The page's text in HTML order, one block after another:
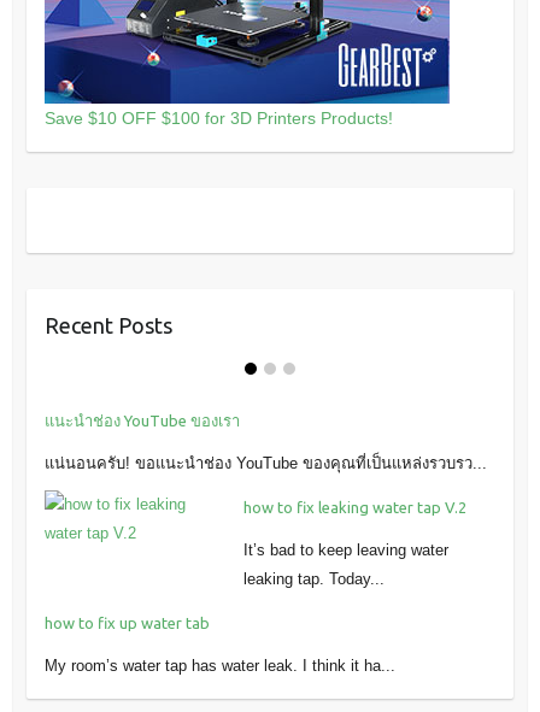
Save $10 OFF $100 for 3D Printers Products!
Recent Posts
แนะนำช่อง YouTube ของเรา
แน่นอนครับ! ขอแนะนำช่อง YouTube ของคุณที่เป็นแหล่งรวบรว...
how to fix leaking water tap V.2
It’s bad to keep leaving water
leaking tap. Today...
how to fix up water tab
My room’s water tap has water leak. I think it ha...